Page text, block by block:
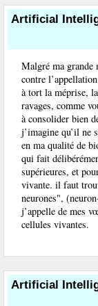
Artificial
Malgré ma grande
contre
à tort la méprise,
ravages, comme
à consolider bien
j’imagine qu’il ne
en ma qualité de
qui fait
supérieures, et
vivante. il faut
neurones",
j’appelle de mes
cellules vivantes.
Artificial